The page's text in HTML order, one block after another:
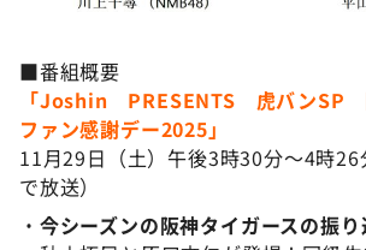
■番組概要
「Joshin PRESENTS 虎バンSP
ファン感謝デー2025」
11月29日（土）午後3時30分～4時
で放送）
・ 今シーズンの阪神タイガースの振り